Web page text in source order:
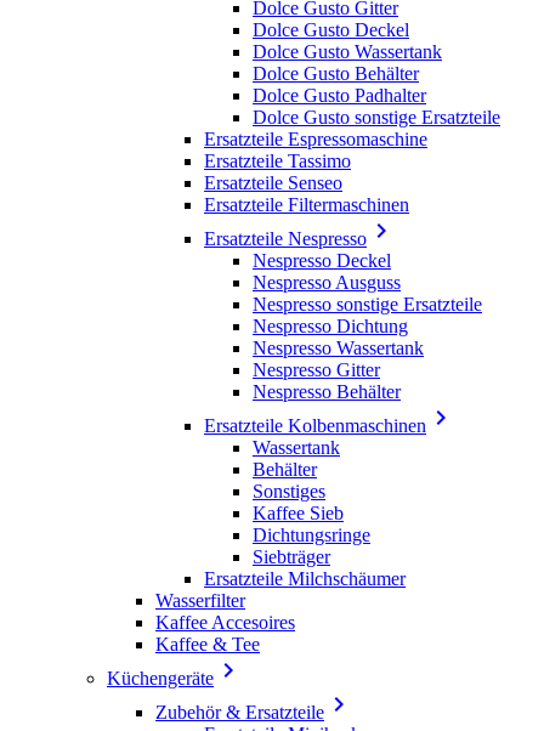
Dolce Gusto Gitter
Dolce Gusto Deckel
Dolce Gusto Wassertank
Dolce Gusto Behälter
Dolce Gusto Padhalter
Dolce Gusto sonstige Ersatzteile
Ersatzteile Espressomaschine
Ersatzteile Tassimo
Ersatzteile Senseo
Ersatzteile Filtermaschinen
Ersatzteile Nespresso 
Nespresso Deckel
Nespresso Ausguss
Nespresso sonstige Ersatzteile
Nespresso Dichtung
Nespresso Wassertank
Nespresso Gitter
Nespresso Behälter
Ersatzteile Kolbenmaschinen 
Wassertank
Behälter
Sonstiges
Kaffee Sieb
Dichtungsringe
Siebträger
Ersatzteile Milchschäumer
Wasserfilter
Kaffee Accesoires
Kaffee & Tee
Küchengeräte 
Zubehör & Ersatzteile 